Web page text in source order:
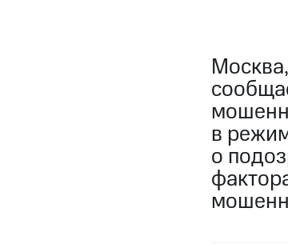
в
о